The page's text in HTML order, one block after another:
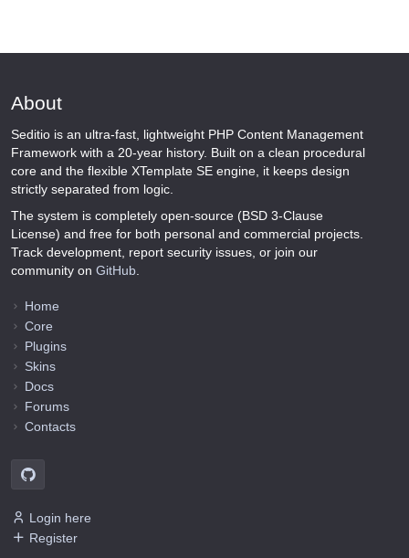
About
Seditio is an ultra-fast, lightweight PHP Content Management
Framework with a 20-year history. Built on a clean procedural
core and the flexible XTemplate SE engine, it keeps design
strictly separated from logic.
The system is completely open-source (BSD 3-Clause
License) and free for both personal and commercial projects.
Track development, report security issues, or join our
community on GitHub
Home
Core
Plugins
Skins
Docs
Forums
Contacts
Login here
Register